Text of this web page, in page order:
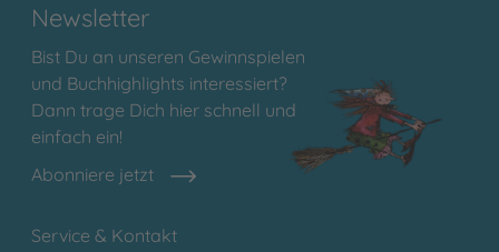
Newsletter
Bist Du an unseren Gewinnspielen
und Buchhighlights interessiert?
Dann trage Dich hier schnell und
einfach ein!
Abonniere jetzt
Service & Kontakt